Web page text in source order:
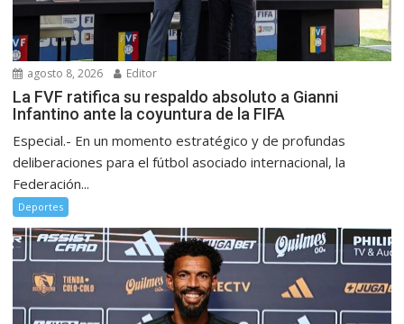
agosto 8, 2026 Editor
La FVF ratifica su respaldo absoluto a Gianni
Infantino ante la coyuntura de la FIFA
Especial.- En un momento estratégico y de profundas
deliberaciones para el fútbol asociado internacional, la
Federación...
Deportes